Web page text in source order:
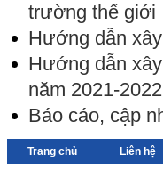
trường thế giới
Hướng dẫn
Hướng dẫn
năm 2021-2022
Báo cáo, cập
Trang chủ Liên hệ